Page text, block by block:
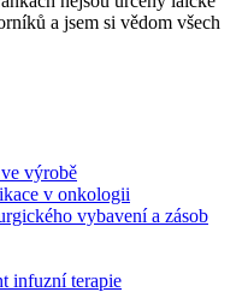
produktový katalog B.
portfoliem.
dialyzační péči ve všech
Více informací se
středisek.
nás.​
a jsem si vědom všech
výrobě
v onkologii
vybavení a zásob
infuzní terapie​